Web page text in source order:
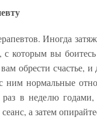
Иногда
которым вы
обрести счастье, и
нормальные
раз в неделю
а затем